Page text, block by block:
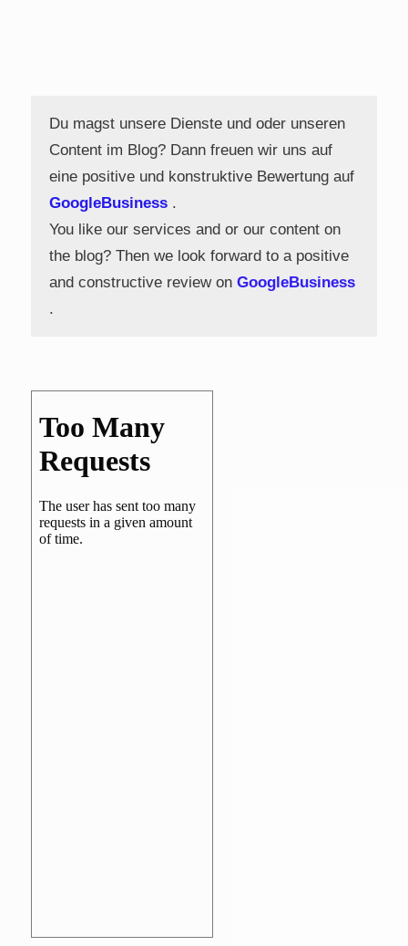
Du magst unsere Dienste und oder unseren
Content im Blog? Dann freuen wir uns auf
eine positive und konstruktive Bewertung auf
GoogleBusiness .
You like our services and or our content on
the blog? Then we look forward to a positive
and constructive review on GoogleBusiness
.